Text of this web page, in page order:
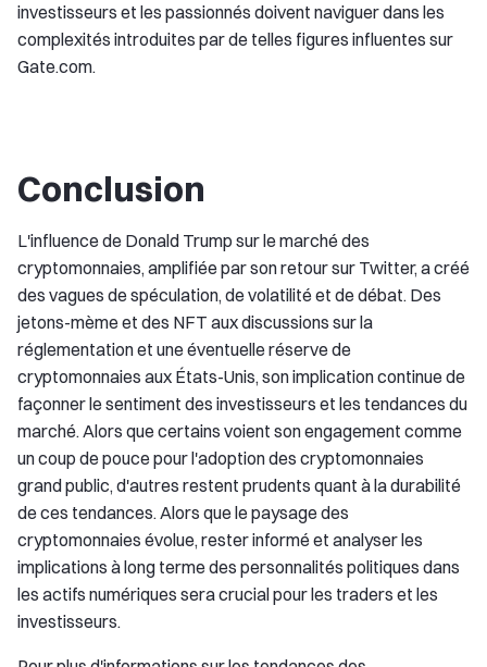
investisseurs et les passionnés doivent naviguer dans les
complexités introduites par de telles figures influentes sur
Gate.com.
Conclusion
L'influence de Donald Trump sur le marché des
cryptomonnaies, amplifiée par son retour sur Twitter, a créé
des vagues de spéculation, de volatilité et de débat. Des
jetons-mème et des NFT aux discussions sur la
réglementation et une éventuelle réserve de
cryptomonnaies aux États-Unis, son implication continue de
façonner le sentiment des investisseurs et les tendances du
marché. Alors que certains voient son engagement comme
un coup de pouce pour l'adoption des cryptomonnaies
grand public, d'autres restent prudents quant à la durabilité
de ces tendances. Alors que le paysage des
cryptomonnaies évolue, rester informé et analyser les
implications à long terme des personnalités politiques dans
les actifs numériques sera crucial pour les traders et les
investisseurs.